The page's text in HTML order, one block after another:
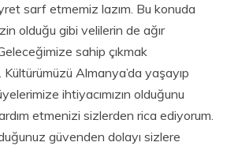
sarf etmemiz lazım. Bu konuda
olduğu gibi velilerin de ağır
sahip çıkmak
Almanya’da yaşayıp
ihtiyacımızın olduğunu
etmenizi sizlerden rica ediyorum.
güvenden dolayı sizlere